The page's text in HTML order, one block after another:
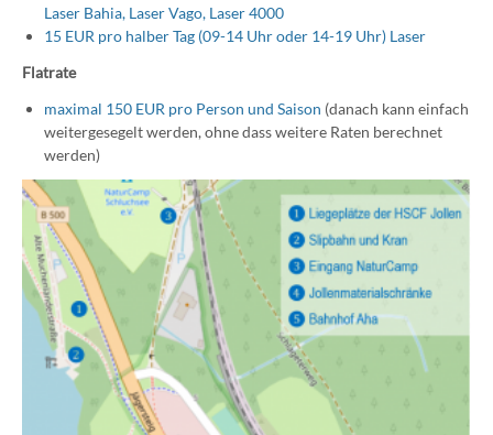
Laser Bahia, Laser Vago, Laser 4000
15 EUR pro halber Tag (09-14 Uhr oder 14-19 Uhr) Laser
Flatrate
maximal 150 EUR pro Person und Saison (danach kann einfach
weitergesegelt werden, ohne dass weitere Raten berechnet
werden)